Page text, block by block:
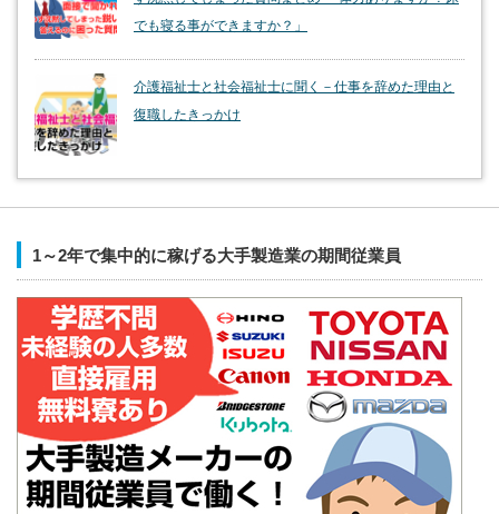
でも寝る事ができますか？」
介護福祉士と社会福祉士に聞く－仕事を辞めた理由と
復職したきっかけ
1～2年で集中的に稼げる大手製造業の期間従業員